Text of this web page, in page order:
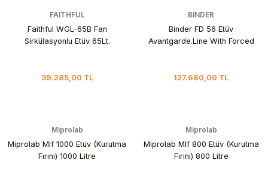
FAITHFUL
Faithful WGL-65B Fan
Sirkülasyonlu Etüv 65Lt.
39.285,00 TL
BINDER
Binder FD 56 Etüv
Avantgarde.Line With Forced
127.680,00 TL
Miprolab
Miprolab Mlf 1000 Etüv (Kurutma
Fırını) 1000 Litre
Miprolab
Miprolab Mlf 800 Etüv (Kurutma
Fırını) 800 Litre